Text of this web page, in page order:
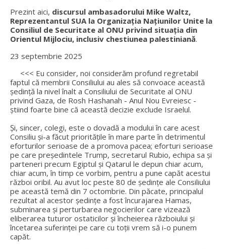
Prezint aici, discursul ambasadorului Mike Waltz,
Reprezentantul SUA la Organizația Națiunilor Unite la
Consiliul de Securitate al ONU privind situația din
Orientul Mijlociu, inclusiv chestiunea palestiniană.
23 septembrie 2025
<<< Eu consider, noi considerăm profund regretabil
faptul că membrii Consiliului au ales să convoace această
ședință la nivel înalt a Consiliului de Securitate al ONU
privind Gaza, de Rosh Hashanah - Anul Nou Evreiesc -
știind foarte bine că această decizie exclude Israelul.
Și, sincer, colegi, este o dovadă a modului în care acest
Consiliu și-a făcut prioritățile în mare parte în detrimentul
eforturilor serioase de a promova pacea; eforturi serioase
pe care președintele Trump, secretarul Rubio, echipa sa și
parteneri precum Egiptul și Qatarul le depun chiar acum,
chiar acum, în timp ce vorbim, pentru a pune capăt acestui
război oribil. Au avut loc peste 80 de ședințe ale Consiliului
pe această temă din 7 octombrie. Din păcate, principalul
rezultat al acestor ședințe a fost încurajarea Hamas,
subminarea și perturbarea negocierilor care vizează
eliberarea tuturor ostaticilor și încheierea războiului și
încetarea suferinței pe care cu toții vrem să i-o punem
capăt.